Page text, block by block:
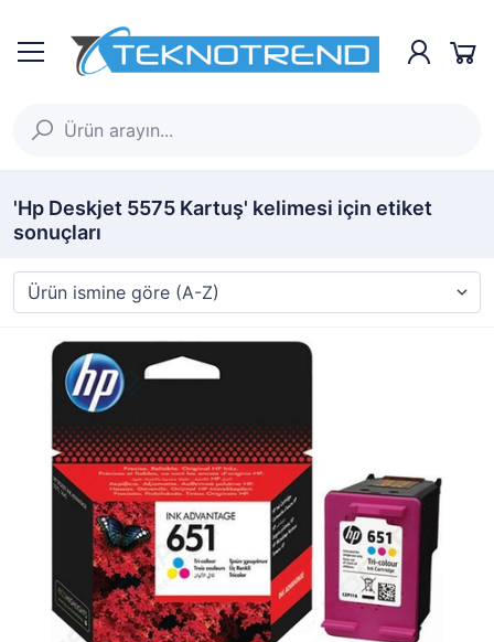
'Hp Deskjet 5575 Kartuş' kelimesi için etiket
sonuçları